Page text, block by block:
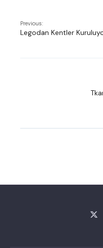
Previous:
Legodan Kentler